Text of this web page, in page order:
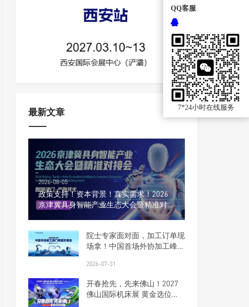
地点：西安国际会展中心【浐灞
最新文章
2026-08-05
政策支持！资本背景！真实需求！2026
京津冀具身智能产业生态大会暨精准对接
院士专家面对面，加工订单现
场拿！中国首场外协加工峰会
2026-07-31
开春抢先，先来佛山！2027
佛山国际机床展 黄金选位正
QQ客服
7*24小时在线服务